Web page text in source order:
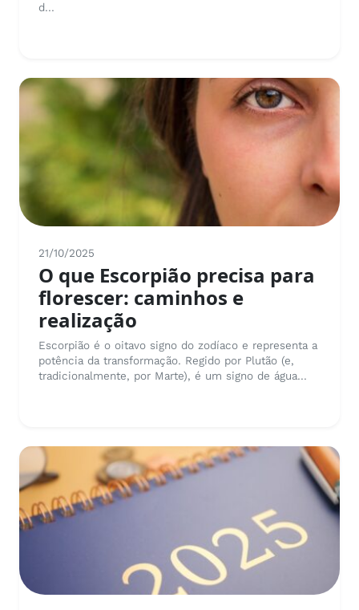
d...
21/10/2025
O que Escorpião precisa para
florescer: caminhos e
realização
Escorpião é o oitavo signo do zodíaco e representa a
potência da transformação. Regido por Plutão (e,
tradicionalmente, por Marte), é um signo de água...